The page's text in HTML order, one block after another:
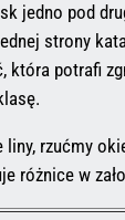
jedno pod
strony
która potrafi
rzućmy
różnice w